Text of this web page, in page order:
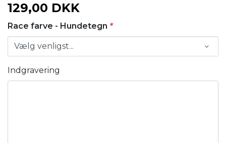
129,00 DKK
Race farve - Hundetegn *
Indgravering